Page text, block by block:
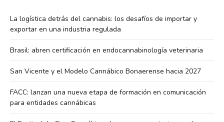
La logística detrás del cannabis: los desafíos de importar y
exportar en una industria regulada
Brasil: abren certificación en endocannabinología veterinaria
San Vicente y el Modelo Cannábico Bonaerense hacia 2027
FACC: lanzan una nueva etapa de formación en comunicación
para entidades cannábicas